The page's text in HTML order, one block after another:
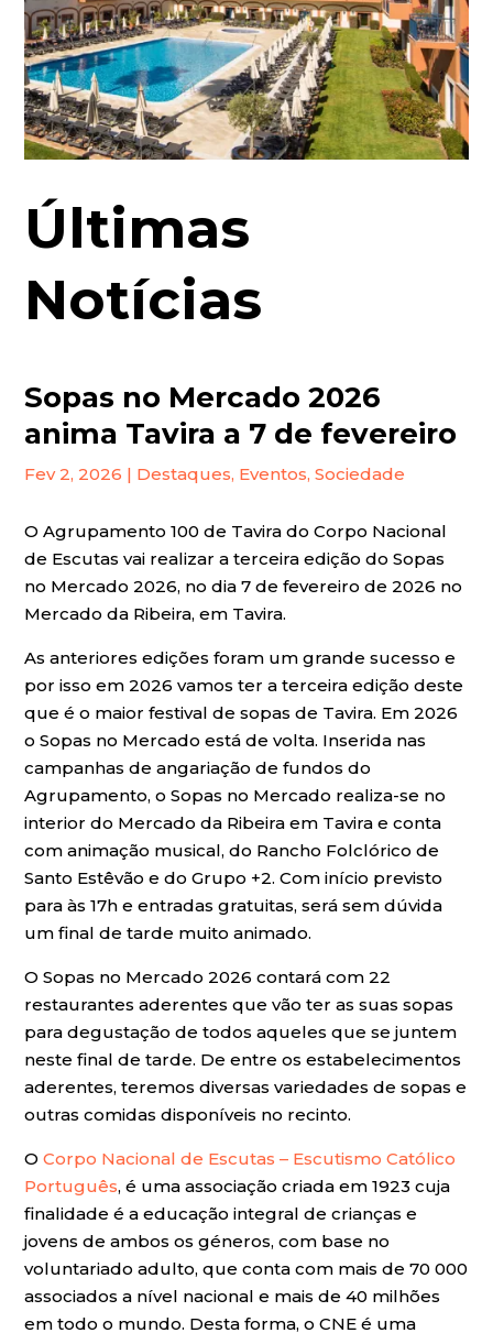
Últimas
Notícias
Sopas no Mercado 2026
anima Tavira a 7 de fevereiro
Fev 2, 2026 | Destaques, Eventos,Sociedade
O Agrupamento 100 de Tavira do Corpo Nacional
de Escutas vai realizar a terceira edição do Sopas
no Mercado 2026, no dia 7 de fevereiro de 2026 no
Mercado da Ribeira, em Tavira.
As anteriores edições foram um grande sucesso e
por isso em 2026 vamos ter a terceira edição deste
que é o maior festival de sopas de Tavira. Em 2026
o Sopas no Mercado está de volta. Inserida nas
campanhas de angariação de fundos do
Agrupamento, o Sopas no Mercado realiza-se no
interior do Mercado da Ribeira em Tavira e conta
com animação musical, do Rancho Folclórico de
Santo Estêvão e do Grupo +2. Com início previsto
para às 17h e entradas gratuitas, será sem dúvida
um final de tarde muito animado.
O Sopas no Mercado 2026 contará com 22
restaurantes aderentes que vão ter as suas sopas
para degustação de todos aqueles que se juntem
neste final de tarde. De entre os estabelecimentos
aderentes, teremos diversas variedades de sopas e
outras comidas disponíveis no recinto.
OCorpo Nacional de Escutas – Escutismo Católico
Português, é uma associação criada em 1923 cuja
finalidade é a educação integral de crianças e
jovens de ambos os géneros, com base no
voluntariado adulto, que conta com mais de 70 000
associados a nível nacional e mais de 40 milhões
em todo o mundo. Desta forma, o CNE é uma